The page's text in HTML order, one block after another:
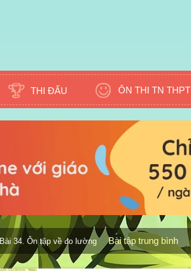
THI ĐẤU ÔN THI TN THPT
Bài 34. Ôn tập về đo lường Bài tập trung bình